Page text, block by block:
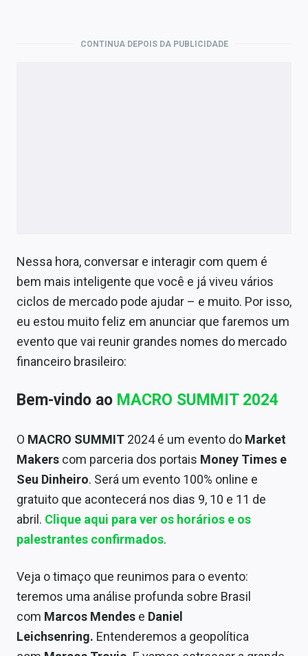
CONTINUA DEPOIS DA PUBLICIDADE
Nessa hora, conversar e interagir com quem é
bem mais inteligente que você e já viveu vários
ciclos de mercado pode ajudar – e muito. Por isso,
eu estou muito feliz em anunciar que faremos um
evento que vai reunir grandes nomes do mercado
financeiro brasileiro:
Bem-vindo ao MACRO SUMMIT 2024
O MACRO SUMMIT 2024 é um evento do Market
Makers com parceria dos portais Money Times e
Seu Dinheiro. Será um evento 100% online e
gratuito que acontecerá nos dias 9, 10 e 11 de
abril. Clique aqui para ver os horários e os
palestrantes confirmados.
Veja o timaço que reunimos para o evento:
teremos uma análise profunda sobre Brasil
com Marcos Mendes e Daniel
Leichsenring. Entenderemos a geopolítica